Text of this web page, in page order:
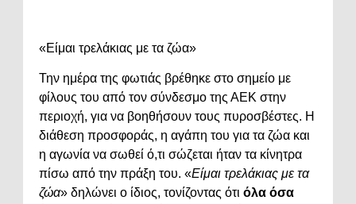
«Είμαι τρελάκιας με τα ζώα»
Την ημέρα της φωτιάς βρέθηκε στο σημείο με
φίλους του από τον σύνδεσμο της ΑΕΚ στην
περιοχή, για να βοηθήσουν τους πυροσβέστες. Η
διάθεση προσφοράς, η αγάπη του για τα ζώα και
η αγωνία να σωθεί ό,τι σώζεται ήταν τα κίνητρα
πίσω από την πράξη του. «Είμαι τρελάκιας με τα
ζώα» δηλώνει ο ίδιος, τονίζοντας ότι όλα όσα